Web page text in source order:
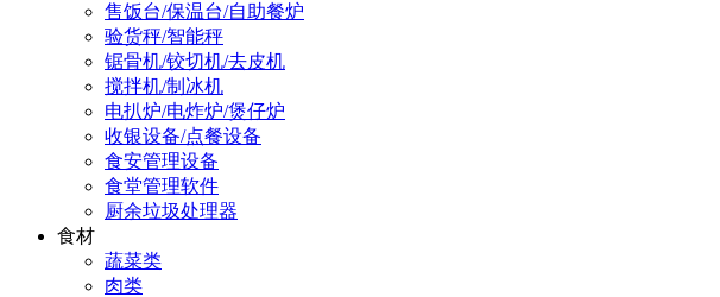
售饭台/保温台/自助餐炉
验货秤/智能秤
锯骨机/铰切机/去皮机
搅拌机/制冰机
电扒炉/电炸炉/煲仔炉
收银设备/点餐设备
食安管理设备
食堂管理软件
厨余垃圾处理器
食材
蔬菜类
肉类